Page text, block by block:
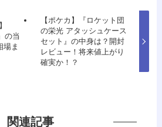
の当
場ま
【ポケカ】『ロケット団
の栄光 アタッシュケース
セット』の中身は？開封
レビュー！将来値上がり
確実か！？
関連記事